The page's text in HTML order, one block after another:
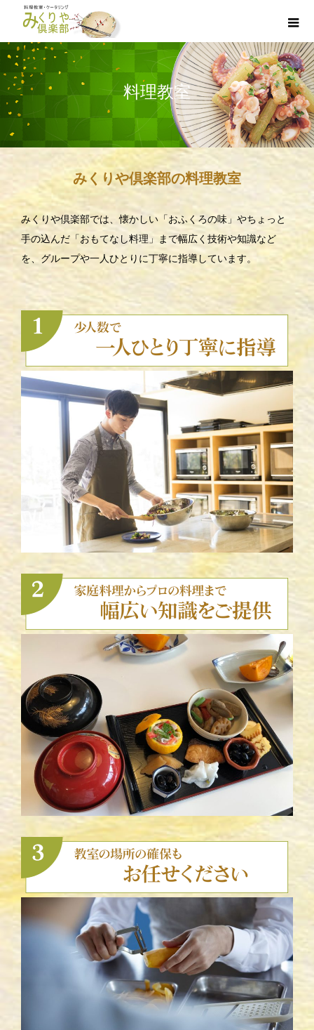
料理教室
みくりや倶楽部の料理教室
みくりや倶楽部では、懐かしい「おふくろの味」やちょっと
手の込んだ「おもてなし料理」まで幅広く技術や知識など
を、グループや一人ひとりに丁寧に指導しています。